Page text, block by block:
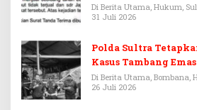
Di Berita Utama, Hukum,
31 Juli 2026
Polda Sultra
Kasus Tambang
Di Berita Utama, Bombana,
26 Juli 2026